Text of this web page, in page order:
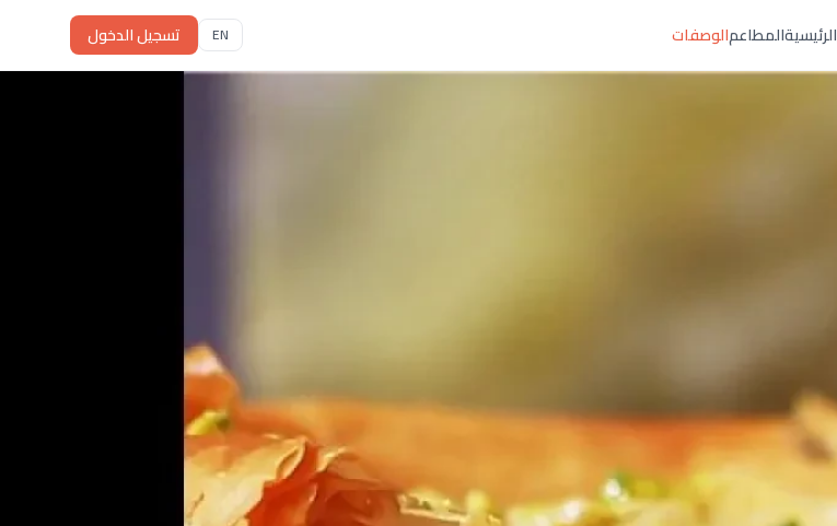
الرئيسيةالمطاعمالوصفات EN تسجيل الدخول